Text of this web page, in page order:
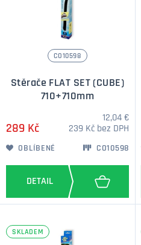
CO10598
Stěrače FLAT SET (CUBE)
710+710mm
289 Kč
12,04 €
239 Kč bez DPH
OBLÍBENÉ CO10598
SKLADEM